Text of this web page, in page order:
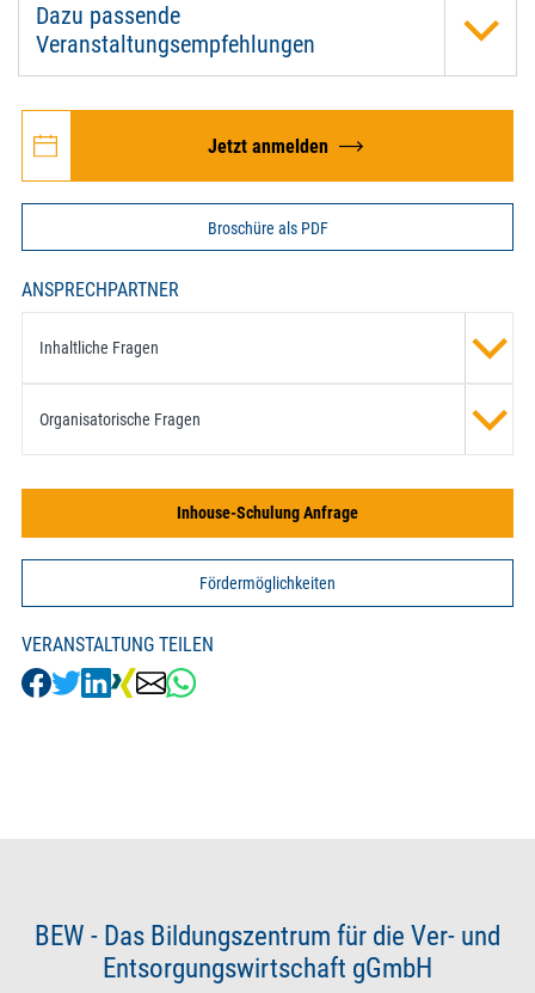
Dazu passende
Veranstaltungsempfehlungen
Jetzt anmelden
Broschüre als PDF
ANSPRECHPARTNER
Inhaltliche Fragen
Organisatorische Fragen
Inhouse-Schulung Anfrage
Fördermöglichkeiten
VERANSTALTUNG TEILEN
BEW - Das Bildungszentrum für die Ver- und
Entsorgungswirtschaft gGmbH